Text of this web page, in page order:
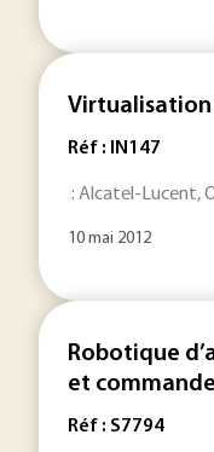
Virtualisation
Réf : IN147
: Alcatel-Lucent,
10 mai 2012
Robotique
et commande
Réf : S7794